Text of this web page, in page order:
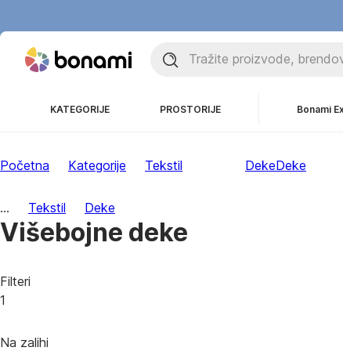
KATEGORIJE PROSTORIJE Bonami
Početna Kategorije Tekstil DekeDeke
... Tekstil Deke
Višebojne deke
Filteri
1
Na zalihi